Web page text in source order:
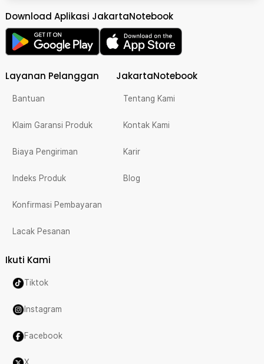
Download Aplikasi JakartaNotebook
Layanan Pelanggan
Bantuan
Klaim Garansi Produk
Biaya Pengiriman
Indeks Produk
Konfirmasi Pembayaran
Lacak Pesanan
JakartaNotebook
Tentang Kami
Kontak Kami
Karir
Blog
Ikuti Kami
Tiktok
Instagram
Facebook